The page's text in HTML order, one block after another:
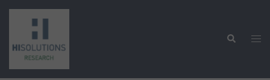
Zum
springen
Suche